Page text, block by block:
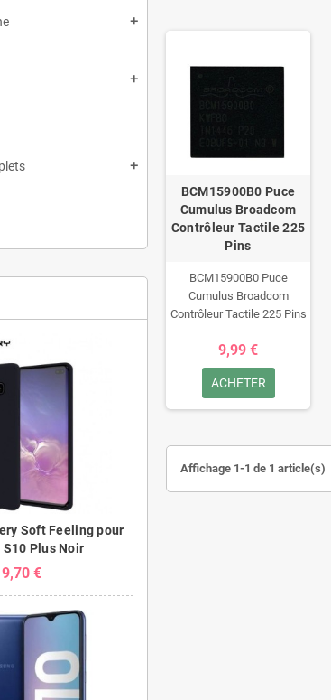
add
add
add
Soft Feeling pour
S10 Plus Noir
9,70 €
BCM15900B0 Puce
Cumulus Broadcom
Contrôleur Tactile 225
Pins
BCM15900B0 Puce
Cumulus Broadcom
Contrôleur Tactile 225 Pins
9,99 €
ACHETER
Affichage 1-1 de 1 article(s)